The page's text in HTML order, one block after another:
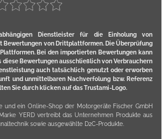
Dienstleister für die Einholung von
Bewertungen von Drittplattformen. Die Überprüfung
Bei den importierten Bewertungen kann
Bewertungen ausschließlich von Verbrauchern
auch tatsächlich genutzt oder erworben
und unmittelbaren Nachverfolung bzw. Referenz
Sie durch klicken auf das Trustami-Logo.
und ein Online-Shop der Motorgeräte Fischer GmbH
YERD vertreibt das Unternehmen Produkte aus
sowie ausgewählte D2C-Produkte.